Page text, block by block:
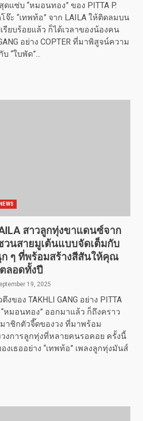
แซ่บ “หมอนทอง” ของ PITTA P.
จ๊ะ “เทพท้อ” จาก LAILA ให้ติดลมบน
รียบร้อยแล้ว ก็ได้เวลาของน้องคน
อย่าง COPTER ที่มาพิสูจน์ความ
“ใบพัด”...
สาวลูกทุ่งขาแดนซ์จาก
วนสายมูเต้นแบบจัดเต็มกับ
ก ๆ ที่พร้อมสร้างสีสันให้คุณ
ลอดทั้งปี
19, 2025
ของ TAKHLI GANG อย่าง PITTA
หมอนทอง” ออกมาแล้ว ก็ถึงคราว
าชิกตัวจี๊ดของวง ที่มาพร้อม
งการลูกทุ่งที่หลายคนรอคอย ครั้งนี้
งเธออย่าง “เทพท้อ” เพลงลูกทุ่งมันส์